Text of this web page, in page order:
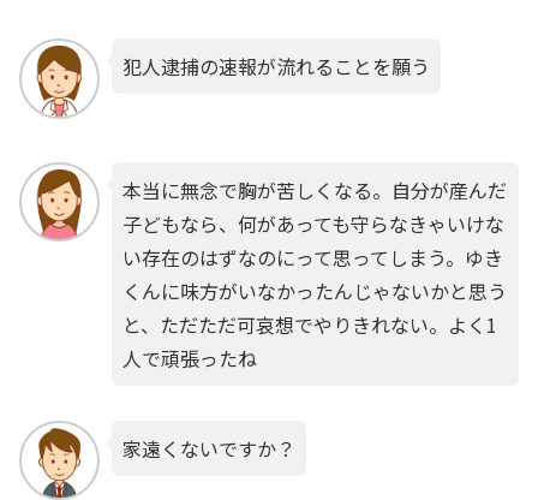
犯人逮捕の速報が流れることを願う
本当に無念で胸が苦しくなる。自分が産んだ
子どもなら、何があっても守らなきゃいけな
い存在のはずなのにって思ってしまう。ゆき
くんに味方がいなかったんじゃないかと思う
と、ただただ可哀想でやりきれない。よく1
人で頑張ったね
家遠くないですか？